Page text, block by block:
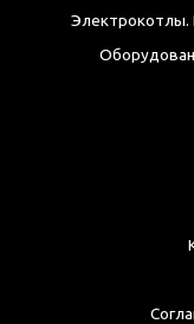
Электрокотлы.